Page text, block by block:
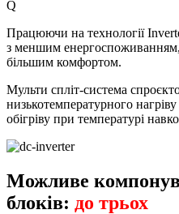
Працюючи на технології
з меншим
більшим комфортом.
Мульти спліт-система
низькотемпературного
обігріву при температурі
Можливе
блоків: до трьох